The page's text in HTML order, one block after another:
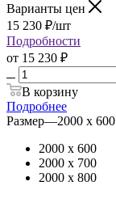
Варианты цен
15 230 ₽/шт
Подробности
от 15 230 ₽
В корзину
Подробнее
Размер—2000 х 600
2000 х 600
2000 х 700
2000 х 800